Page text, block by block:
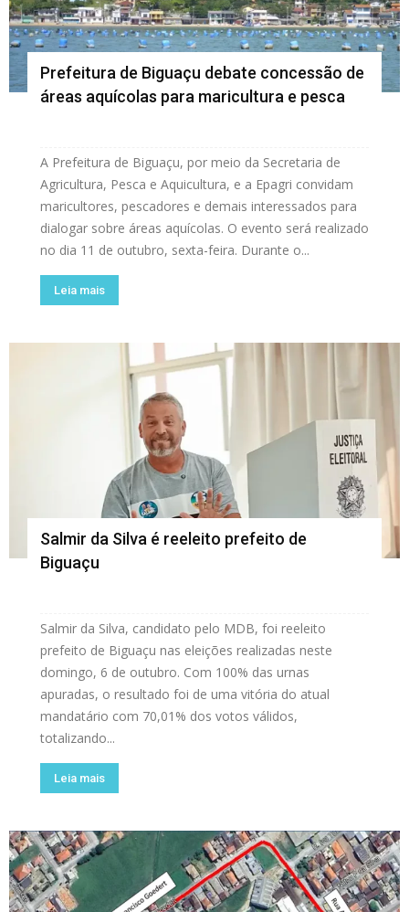
Prefeitura de Biguaçu debate concessão de
áreas aquícolas para maricultura e pesca
A Prefeitura de Biguaçu, por meio da Secretaria de
Agricultura, Pesca e Aquicultura, e a Epagri convidam
maricultores, pescadores e demais interessados para
dialogar sobre áreas aquícolas. O evento será realizado
no dia 11 de outubro, sexta-feira. Durante o...
Leia mais
Salmir da Silva é reeleito prefeito de
Biguaçu
Salmir da Silva, candidato pelo MDB, foi reeleito
prefeito de Biguaçu nas eleições realizadas neste
domingo, 6 de outubro. Com 100% das urnas
apuradas, o resultado foi de uma vitória do atual
mandatário com 70,01% dos votos válidos,
totalizando...
Leia mais